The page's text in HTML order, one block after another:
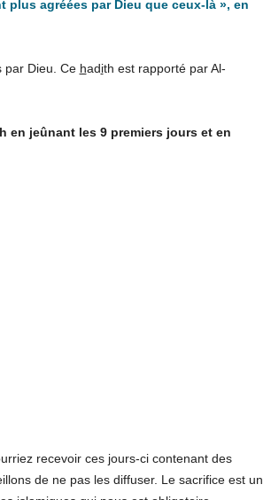
agréées par Dieu que ceux-là », en
par Dieu. Ce hadith est rapporté par Al-
en jeûnant les 9 premiers jours et en
recevoir ces jours-ci contenant des
de ne pas les diffuser. Le sacrifice est un